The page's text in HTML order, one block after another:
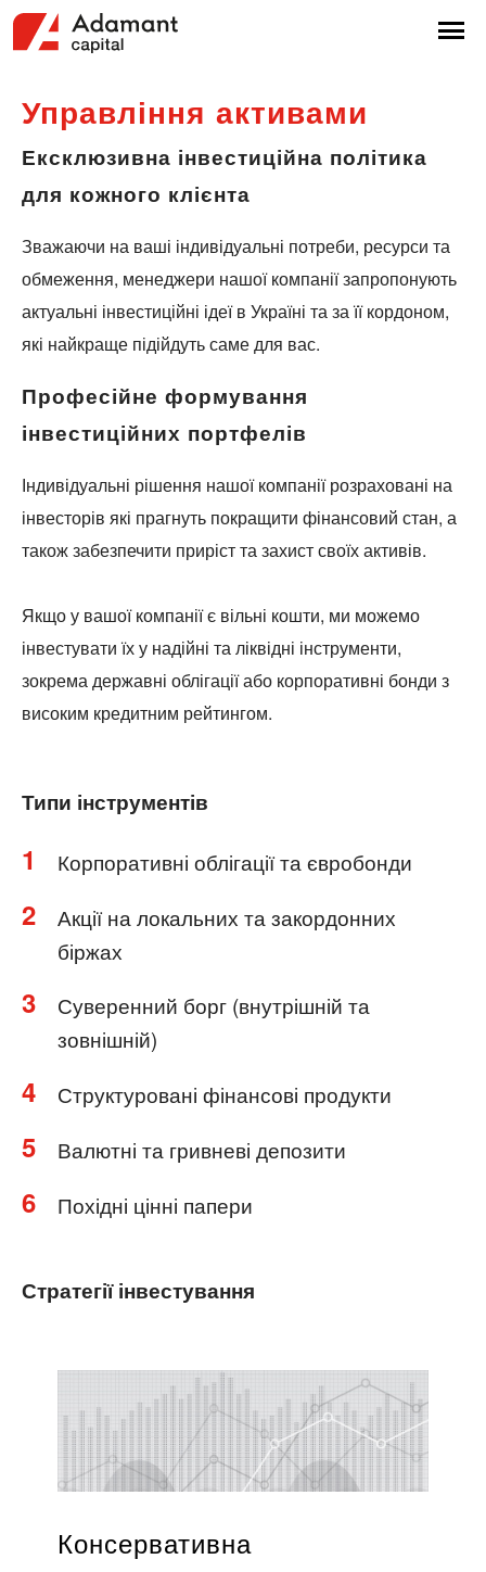
Управління активами
Ексклюзивна інвестиційна політика
для кожного клієнта
Зважаючи на ваші індивідуальні потреби, ресурси та
обмеження, менеджери нашої компанії запропонують
актуальні інвестиційні ідеї в Україні та за її кордоном,
які найкраще підійдуть саме для вас.
Професійне формування
інвестиційних портфелів
Індивідуальні рішення нашої компанії розраховані на
інвесторів які прагнуть покращити фінансовий стан, а
також забезпечити приріст та захист своїх активів.
Якщо у вашої компанії є вільні кошти, ми можемо
інвестувати їх у надійні та ліквідні інструменти,
зокрема державні облігації або корпоративні бонди з
високим кредитним рейтингом.
Типи інструментів
1 Корпоративні облігації та євробонди
2
Акції на локальних та закордонних
біржах
3
Суверенний борг (внутрішній та
зовнішній)
4 Структуровані фінансові продукти
5 Валютні та гривневі депозити
6 Похідні цінні папери
Стратегії інвестування
Консервативна